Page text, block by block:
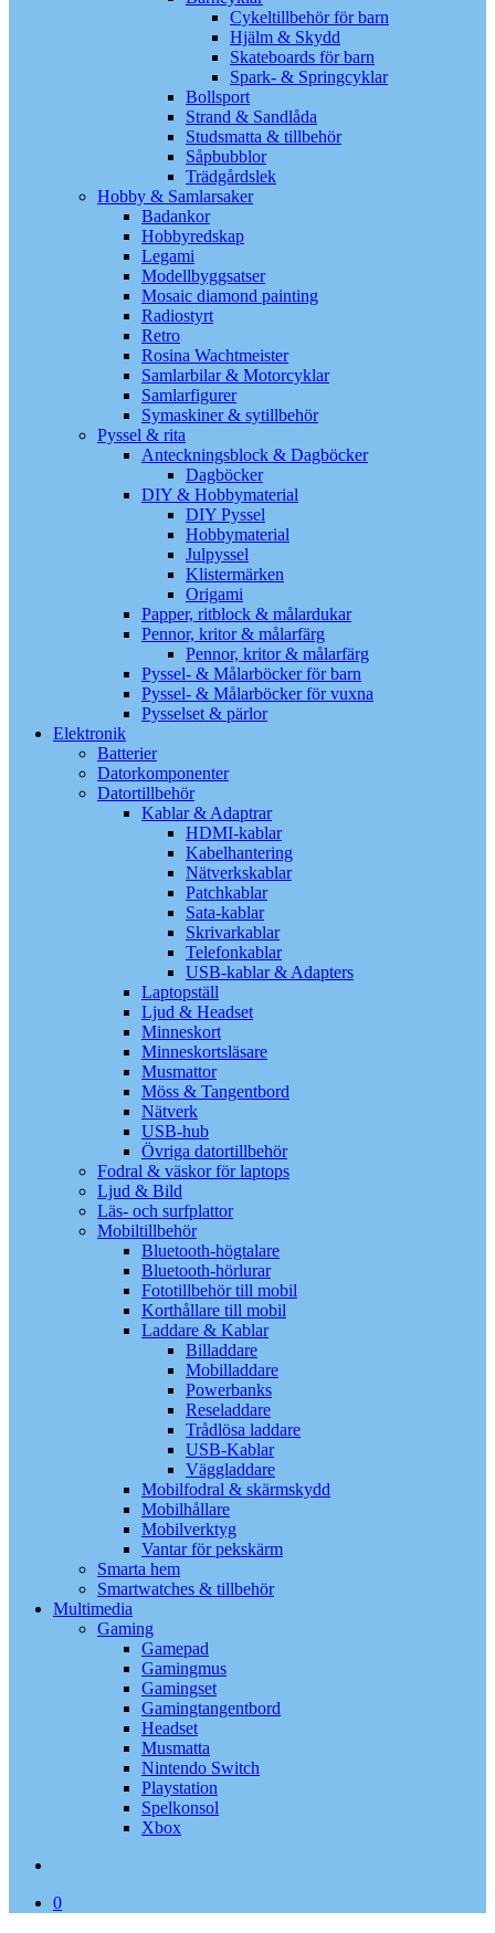
Cykeltillbehör för barn
Hjälm & Skydd
Skateboards för barn
Spark- & Springcyklar
Bollsport
Strand & Sandlåda
Studsmatta & tillbehör
Såpbubblor
Trädgårdslek
Hobby & Samlarsaker
Badankor
Hobbyredskap
Legami
Modellbyggsatser
Mosaic diamond painting
Radiostyrt
Retro
Rosina Wachtmeister
Samlarbilar & Motorcyklar
Samlarfigurer
Symaskiner & sytillbehör
Pyssel & rita
Anteckningsblock & Dagböcker
Dagböcker
DIY & Hobbymaterial
DIY Pyssel
Hobbymaterial
Julpyssel
Klistermärken
Origami
Papper, ritblock & målardukar
Pennor, kritor & målarfärg
Pennor, kritor & målarfärg
Pyssel- & Målarböcker för barn
Pyssel- & Målarböcker för vuxna
Pysselset & pärlor
Elektronik
Batterier
Datorkomponenter
Datortillbehör
Kablar & Adaptrar
HDMI-kablar
Kabelhantering
Nätverkskablar
Patchkablar
Sata-kablar
Skrivarkablar
Telefonkablar
USB-kablar & Adapters
Laptopställ
Ljud & Headset
Minneskort
Minneskortsläsare
Musmattor
Möss & Tangentbord
Nätverk
USB-hub
Övriga datortillbehör
Fodral & väskor för laptops
Ljud & Bild
Läs- och surfplattor
Mobiltillbehör
Bluetooth-högtalare
Bluetooth-hörlurar
Fototillbehör till mobil
Korthållare till mobil
Laddare & Kablar
Billaddare
Mobilladdare
Powerbanks
Reseladdare
Trådlösa laddare
USB-Kablar
Väggladdare
Mobilfodral & skärmskydd
Mobilhållare
Mobilverktyg
Vantar för pekskärm
Smarta hem
Smartwatches & tillbehör
Multimedia
Gaming
Gamepad
Gamingmus
Gamingset
Gamingtangentbord
Headset
Musmatta
Nintendo Switch
Playstation
Spelkonsol
Xbox
0